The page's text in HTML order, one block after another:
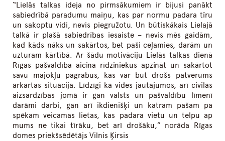
“Lielās talkas ideja no pirmsākumiem ir bijusi panākt
sabiedrībā paradumu maiņu, kas par normu padara tīru
un sakoptu vidi, nevis piegružotu. Un būtiskākais Lielajā
talkā ir plašā sabiedrības iesaiste – nevis mēs gaidām,
kad kāds nāks un sakārtos, bet paši ceļamies, darām un
uzturam kārtībā. Ar šādu motivāciju Lielās talkas dienā
Rīgas pašvaldība aicina rīdziniekus apzināt un sakārtot
savu mājokļu pagrabus, kas var būt drošs patvērums
ārkārtas situācijā. Līdzīgi kā vides jautājumos, arī civilās
aizsardzības jomā ir gan valsts un pašvaldību līmenī
darāmi darbi, gan arī ikdienišķi un katram pašam pa
spēkam veicamas lietas, kas padara vietu un telpu ap
mums ne tikai tīrāku, bet arī drošāku,” norāda Rīgas
domes priekšsēdētājs Vilnis Ķirsis